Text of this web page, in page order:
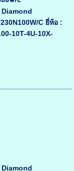
C ยี่ห้อ :
10T-4U-10X-